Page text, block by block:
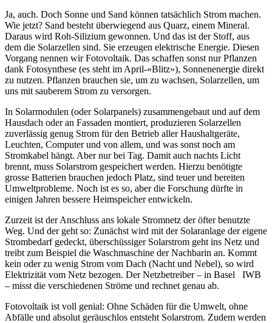
Ja, auch. Doch Sonne und Sand können tatsächlich Strom machen.
Wie jetzt? Sand besteht überwiegend aus Quarz, einem Mineral.
Daraus wird Roh-Silizium gewonnen. Und das ist der Stoff, aus
dem die Solarzellen sind. Sie erzeugen elektrische Energie. Diesen
Vorgang nennen wir Fotovoltaik. Das schaffen sonst nur Pflanzen
dank Fotosynthese (es steht im April-«Blitz»), Sonnenenergie direkt
zu nutzen. Pflanzen brauchen sie, um zu wachsen, Solarzellen, um
uns mit sauberem Strom zu versorgen.
In Solarmodulen (oder Solarpanels) zusammengebaut und auf dem
Hausdach oder an Fassaden montiert, produzieren Solarzellen
zuverlässig genug Strom für den Betrieb aller Haushaltgeräte,
Leuchten, Computer und von allem, und was sonst noch am
Stromkabel hängt. Aber nur bei Tag. Damit auch nachts Licht
brennt, muss Solarstrom gespeichert werden. Hierzu benötigte
grosse Batterien brauchen jedoch Platz, sind teuer und bereiten
Umweltprobleme. Noch ist es so, aber die Forschung dürfte in
einigen Jahren bessere Heimspeicher entwickeln.
Zurzeit ist der Anschluss ans lokale Stromnetz der öfter benutzte
Weg. Und der geht so: Zunächst wird mit der Solaranlage der eigene
Strombedarf gedeckt, überschüssiger Solarstrom geht ins Netz und
treibt zum Beispiel die Waschmaschine der Nachbarin an. Kommt
kein oder zu wenig Strom vom Dach (Nacht und Nebel), so wird
Elektrizität vom Netz bezogen. Der Netzbetreiber – in Basel IWB
– misst die verschiedenen Ströme und rechnet genau ab.
Fotovoltaik ist voll genial: Ohne Schäden für die Umwelt, ohne
Abfälle und absolut geräuschlos entsteht Solarstrom. Zudem werden